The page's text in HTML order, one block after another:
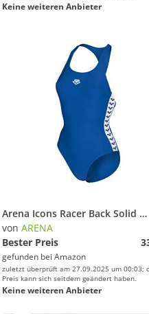
Keine weiteren Anbieter
Arena Icons Racer Back Solid Damen-Badeanzug, Schnelltrocknende, Sportliche Bademode aus Chlor- und Salzwasser-Beständigem Maxfit Eco-Gewebe mit UPF 50+ UV-Schutz
von ARENA
Bester Preis
gefunden bei Amazon
zuletzt überprüft am 27.09.2025 um 00:03;
Preis kann sich seitdem geändert haben.
Keine weiteren Anbieter